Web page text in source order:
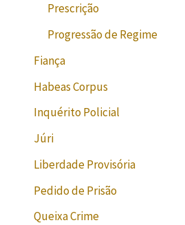
Prescrição
Progressão de Regime
Fiança
Habeas Corpus
Inquérito Policial
Júri
Liberdade Provisória
Pedido de Prisão
Queixa Crime